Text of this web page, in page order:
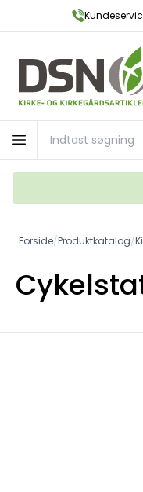
Forside/Produktkatalog/